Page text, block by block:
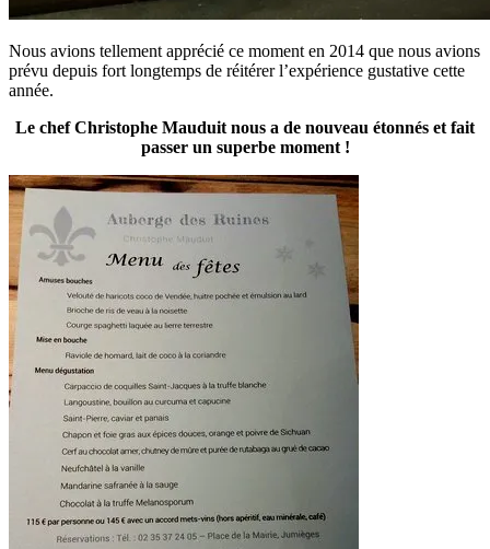
Nous avions tellement apprécié ce moment en 2014 que nous avions
prévu depuis fort longtemps de réitérer l’expérience gustative cette
année.
Le chef Christophe Mauduit nous a de nouveau étonnés et fait
passer un superbe moment !